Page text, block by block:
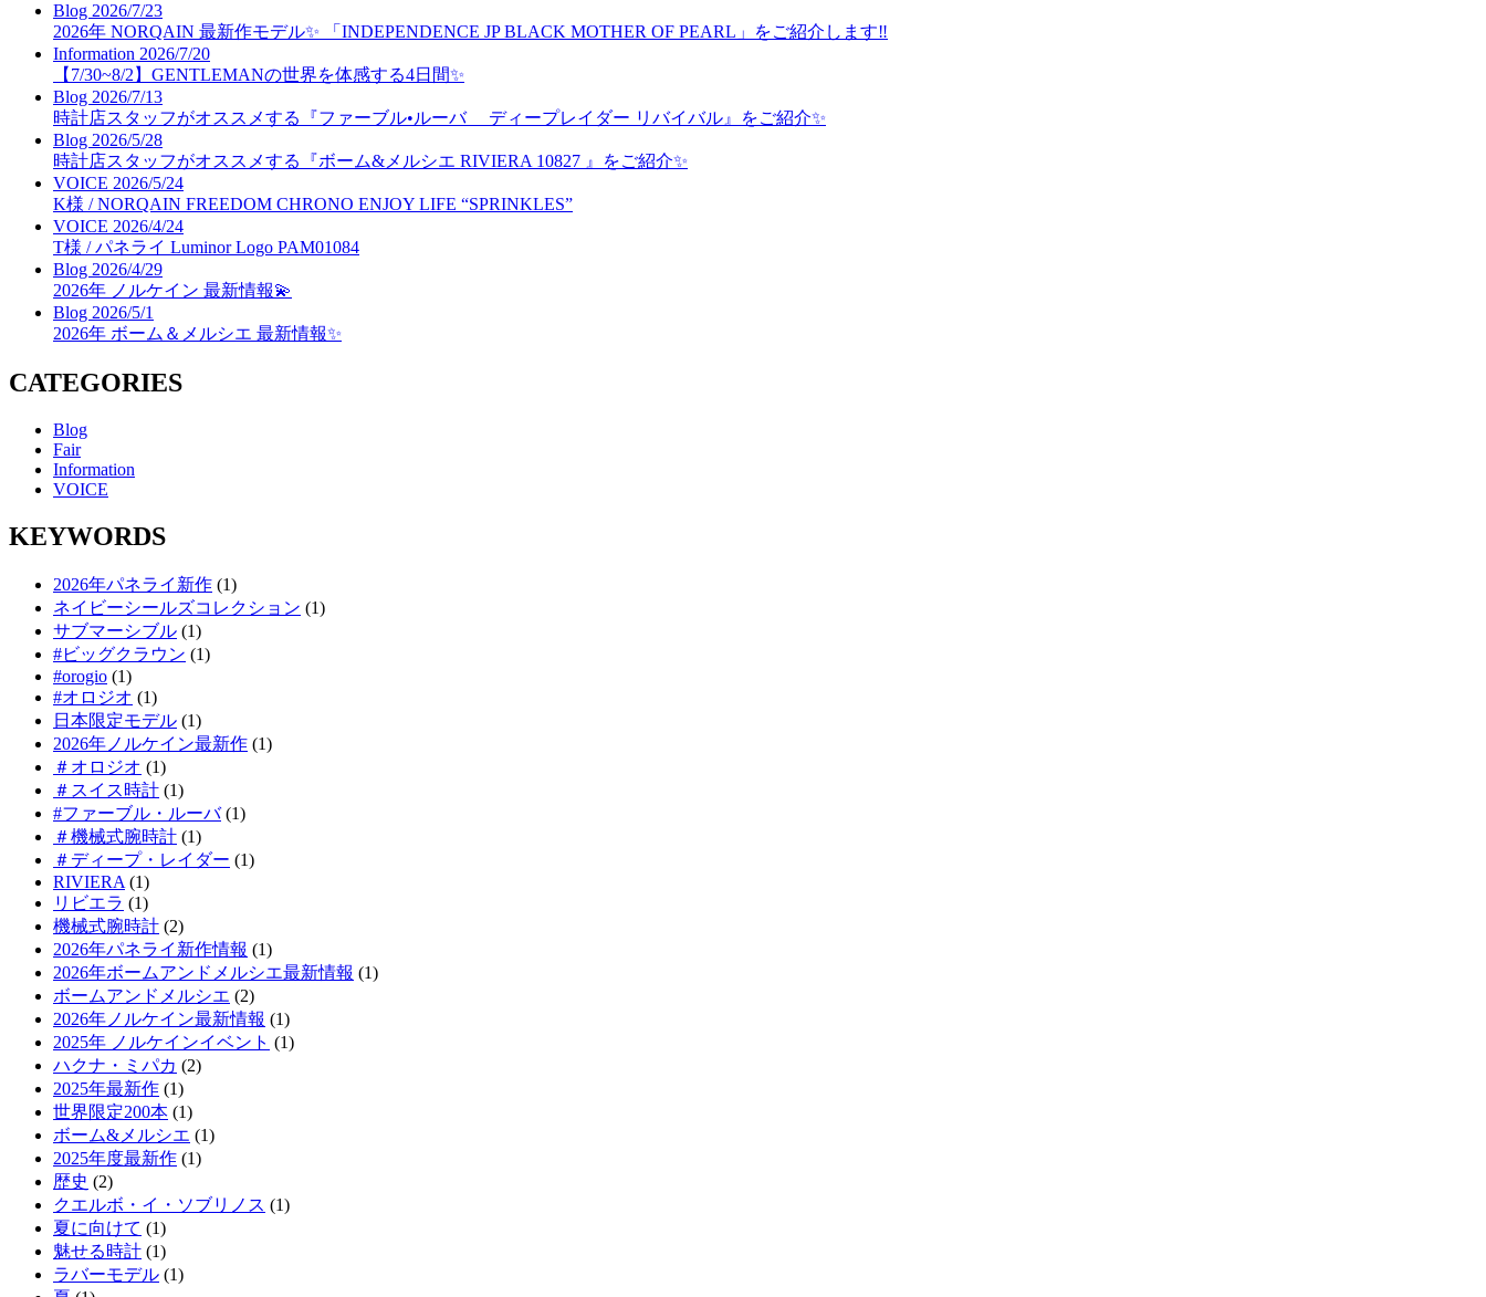
Blog 2026/7/23
2026年 NORQAIN 最新作モデル✨ 「INDEPENDENCE JP BLACK MOTHER OF PEARL」をご紹介します‼️
Information 2026/7/20
【7/30~8/2】GENTLEMANの世界を体感する4日間✨
Blog 2026/7/13
時計店スタッフがオススメする『ファーブル•ルーバ ディープレイダー リバイバル』をご紹介✨
Blog 2026/5/28
時計店スタッフがオススメする『ボーム&メルシエ RIVIERA 10827 』をご紹介✨
VOICE 2026/5/24
K様 / NORQAIN FREEDOM CHRONO ENJOY LIFE “SPRINKLES”
VOICE 2026/4/24
T様 / パネライ Luminor Logo PAM01084
Blog 2026/4/29
2026年 ノルケイン 最新情報💫
Blog 2026/5/1
2026年 ボーム＆メルシエ 最新情報✨
CATEGORIES
Blog
Fair
Information
VOICE
KEYWORDS
2026年パネライ新作 (1)
ネイビーシールズコレクション (1)
サブマーシブル (1)
#ビッグクラウン (1)
#orogio (1)
#オロジオ (1)
日本限定モデル (1)
2026年ノルケイン最新作 (1)
＃オロジオ (1)
＃スイス時計 (1)
#ファーブル・ルーバ(1)
＃機械式腕時計 (1)
＃ディープ・レイダー (1)
RIVIERA (1)
リビエラ (1)
機械式腕時計 (2)
2026年パネライ新作情報 (1)
2026年ボームアンドメルシエ最新情報 (1)
ボームアンドメルシエ (2)
2026年ノルケイン最新情報 (1)
2025年 ノルケインイベント (1)
ハクナ・ミパカ (2)
2025年最新作 (1)
世界限定200本 (1)
ボーム&メルシエ (1)
2025年度最新作 (1)
歴史 (2)
クエルボ・イ・ソブリノス (1)
夏に向けて (1)
魅せる時計 (1)
ラバーモデル (1)